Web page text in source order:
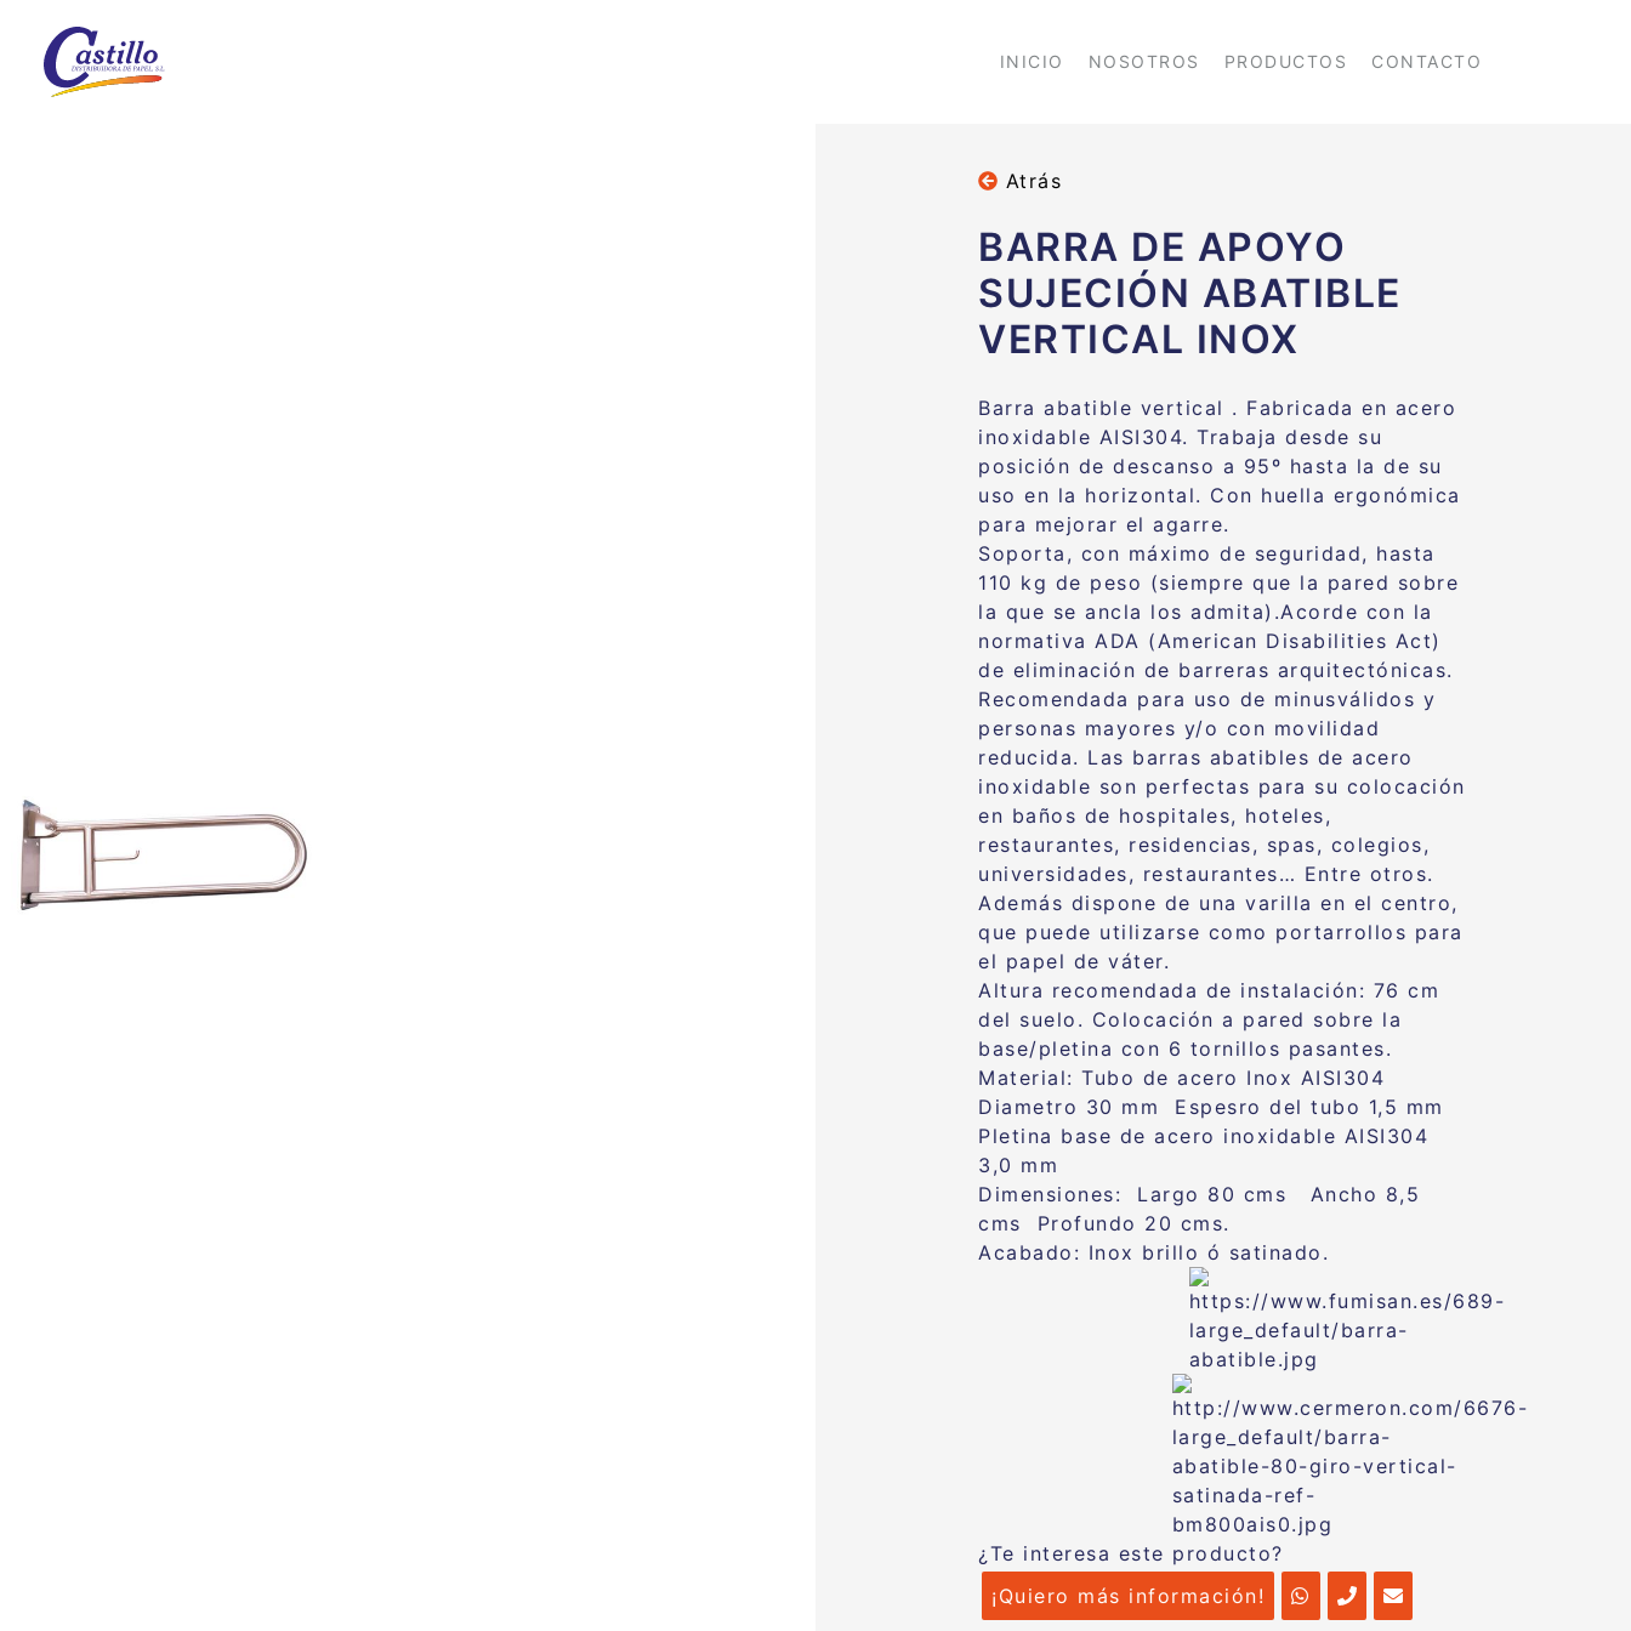
INICIO NOSOTROS PRODUCTOS CONTACTO
Atrás
BARRA DE APOYO
SUJECIÓN ABATIBLE
VERTICAL INOX
Barra abatible vertical . Fabricada en acero
inoxidable AISI304. Trabaja desde su
posición de descanso a 95º hasta la de su
uso en la horizontal. Con huella ergonómica
para mejorar el agarre.
Soporta, con máximo de seguridad, hasta
110 kg de peso (siempre que la pared sobre
la que se ancla los admita).Acorde con la
normativa ADA (American Disabilities Act)
de eliminación de barreras arquitectónicas.
Recomendada para uso de minusválidos y
personas mayores y/o con movilidad
reducida. Las barras abatibles de acero
inoxidable son perfectas para su colocación
en baños de hospitales, hoteles,
restaurantes, residencias, spas, colegios,
universidades, restaurantes… Entre otros.
Además dispone de una varilla en el centro,
que puede utilizarse como portarrollos para
el papel de váter.
Altura recomendada de instalación: 76 cm
del suelo. Colocación a pared sobre la
base/pletina con 6 tornillos pasantes.
Material: Tubo de acero Inox AISI304
Diametro 30 mm Espesro del tubo 1,5 mm
Pletina base de acero inoxidable AISI304
3,0 mm
Dimensiones: Largo 80 cms Ancho 8,5
cms Profundo 20 cms.
Acabado: Inox brillo ó satinado.
¿Te interesa este producto?
¡Quiero más información!